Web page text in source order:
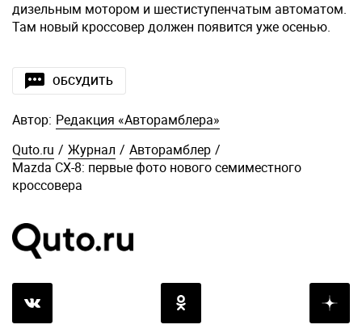
дизельным мотором и шестиступенчатым автоматом.
Там новый кроссовер должен появится уже осенью.
ОБСУДИТЬ
Автор: Редакция «Авторамблера»
Quto.ru / Журнал / Авторамблер /
Mazda CX-8: первые фото нового семиместного
кроссовера